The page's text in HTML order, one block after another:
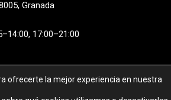
Granada
17:00–21:00
ofrecerte la mejor experiencia en nuestra